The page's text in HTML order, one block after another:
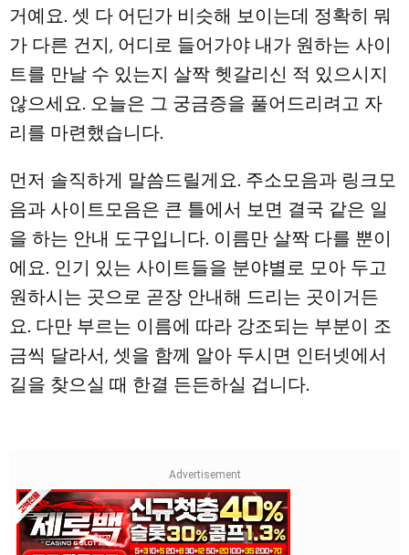
거예요. 셋 다 어딘가 비슷해 보이는데 정확히 뭐
가 다른 건지, 어디로 들어가야 내가 원하는 사이
트를 만날 수 있는지 살짝 헷갈리신 적 있으시지
않으세요. 오늘은 그 궁금증을 풀어드리려고 자
리를 마련했습니다.
먼저 솔직하게 말씀드릴게요. 주소모음과 링크모
음과 사이트모음은 큰 틀에서 보면 결국 같은 일
을 하는 안내 도구입니다. 이름만 살짝 다를 뿐이
에요. 인기 있는 사이트들을 분야별로 모아 두고
원하시는 곳으로 곧장 안내해 드리는 곳이거든
요. 다만 부르는 이름에 따라 강조되는 부분이 조
금씩 달라서, 셋을 함께 알아 두시면 인터넷에서
길을 찾으실 때 한결 든든하실 겁니다.